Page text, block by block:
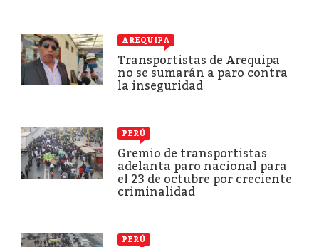
AREQUIPA
Transportistas de Arequipa
no se sumarán a paro contra
la inseguridad
PERÚ
Gremio de transportistas
adelanta paro nacional para
el 23 de octubre por creciente
criminalidad
PERÚ